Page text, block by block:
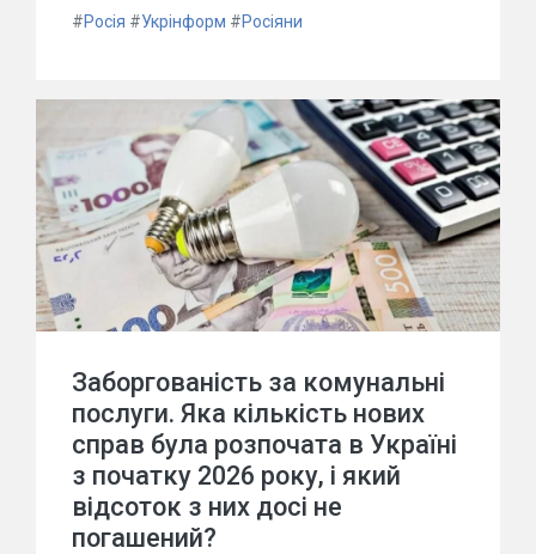
#Росія #Укрінформ #Росіяни
Заборгованість за комунальні
послуги. Яка кількість нових
справ була розпочата в Україні
з початку 2026 року, і який
відсоток з них досі не
погашений?